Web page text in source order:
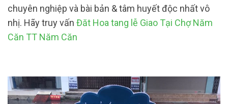
chuyên nghiệp và bài bản & tâm huyết độc nhất vô
nhị. Hãy truy vấn Đăt Hoa tang lễ Giao Tại Chợ Năm
Căn TT Năm Căn